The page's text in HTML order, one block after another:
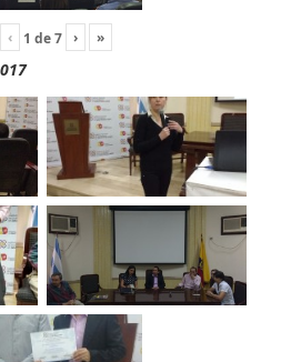
‹ 1 de7 › »